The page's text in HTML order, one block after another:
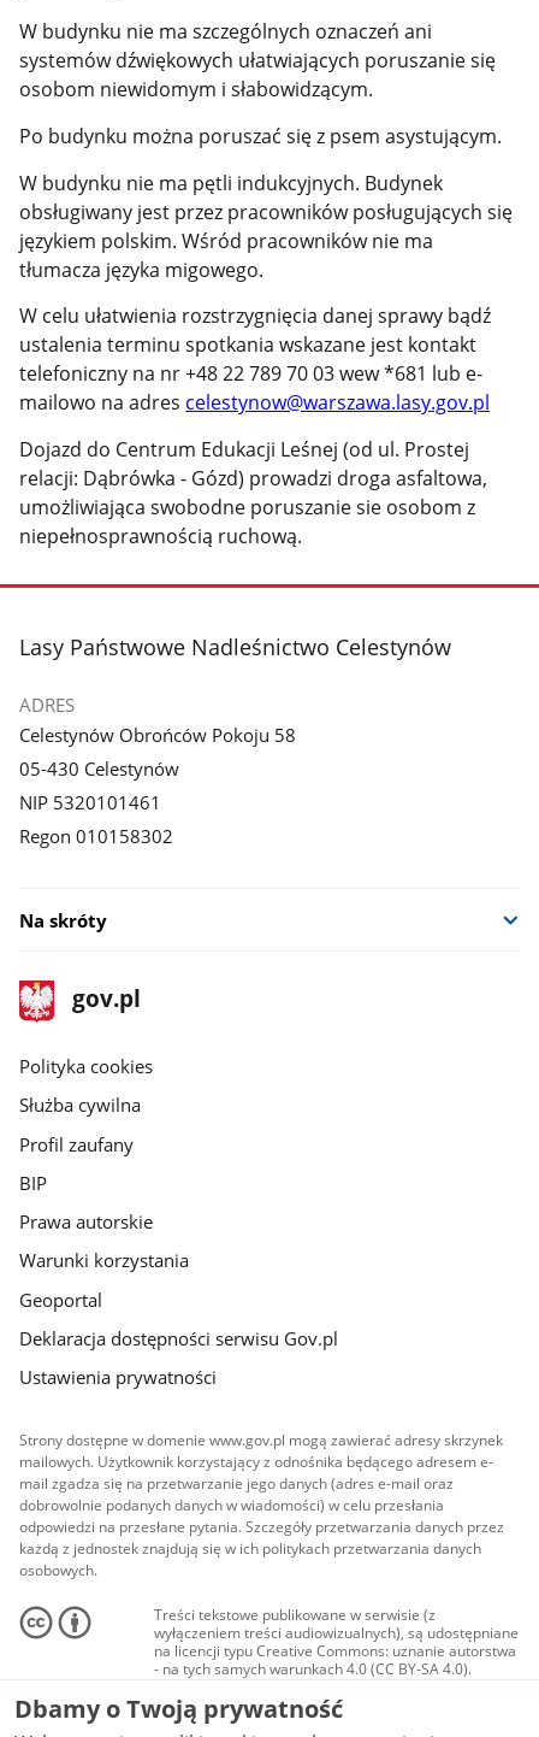
W budynku nie ma szczególnych oznaczeń ani
systemów dźwiękowych ułatwiających poruszanie się
osobom niewidomym i słabowidzącym.
Po budynku można poruszać się z psem asystującym.
W budynku nie ma pętli indukcyjnych. Budynek
obsługiwany jest przez pracowników posługujących się
językiem polskim. Wśród pracowników nie ma
tłumacza języka migowego.
W celu ułatwienia rozstrzygnięcia danej sprawy bądź
ustalenia terminu spotkania wskazane jest kontakt
telefoniczny na nr +48 22 789 70 03 wew *681 lub e-
mailowo na adres celestynow@warszawa.lasy.gov.pl
Dojazd do Centrum Edukacji Leśnej (od ul. Prostej
relacji: Dąbrówka - Gózd) prowadzi droga asfaltowa,
umożliwiająca swobodne poruszanie sie osobom z
niepełnosprawnością ruchową.
stopka
Lasy Państwowe Nadleśnictwo Celestynów
ADRES
Celestynów Obrońców Pokoju 58
05-430 Celestynów
NIP 5320101461
Regon 010158302
Na skróty
stopka
gov.pl
Strona
gov.pl
gov.pl
Polityka cookies
Służba cywilna
Profil zaufany
BIP
Prawa autorskie
Warunki korzystania
Geoportal
Deklaracja dostępności serwisu Gov.pl
Ustawienia prywatności
Strony dostępne w domenie www.gov.pl mogą zawierać adresy skrzynek
mailowych. Użytkownik korzystający z odnośnika będącego adresem e-
mail zgadza się na przetwarzanie jego danych (adres e-mail oraz
dobrowolnie podanych danych w wiadomości) w celu przesłania
odpowiedzi na przesłane pytania. Szczegóły przetwarzania danych przez
każdą z jednostek znajdują się w ich politykach przetwarzania danych
osobowych.
Treści tekstowe publikowane w serwisie (z
wyłączeniem treści audiowizualnych), są udostępniane
na licencji typu Creative Commons: uznanie autorstwa
- na tych samych warunkach 4.0 (CC BY-SA 4.0).
Materiały audiowizualne, w tym zdjęcia, materiały
audio i wideo, są udostępniane na licencji typu
Creative Commons: uznanie autorstwa użycie
Dbamy o Twoją prywatność